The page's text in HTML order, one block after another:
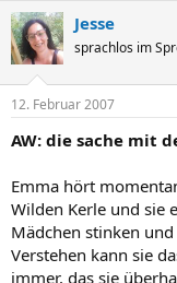
e
m
e
n
s
t
r
e
r
i
n
d
a
u
Jesse
sprachlos im
12. Februar 2007
AW: die sache mit
Emma hört
Wilden Kerle und sie
Mädchen stinken
Verstehen kann sie
immer, das sie